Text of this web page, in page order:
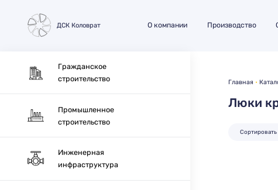
ДСК Коловрат О компании Производство
Гражданское
строительство
Промышленное
строительство
Инженерная
инфраструктура
Главная
Люки
Сортировать